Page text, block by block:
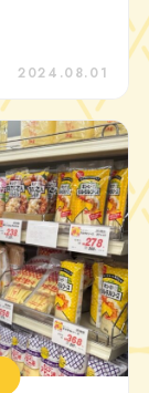
2024.08.01